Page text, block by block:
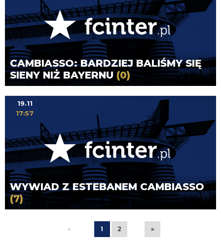
CAMBIASSO: BARDZIEJ BALIŚMY SIĘ
SIENY NIŻ BAYERNU (0)
WYWIAD Z ESTEBANEM CAMBIASSO
(7)
19.11
17:57
« 1 2 »